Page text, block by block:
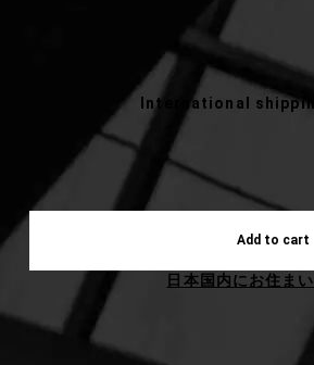
International
Add to cart
日本国内にお住ま